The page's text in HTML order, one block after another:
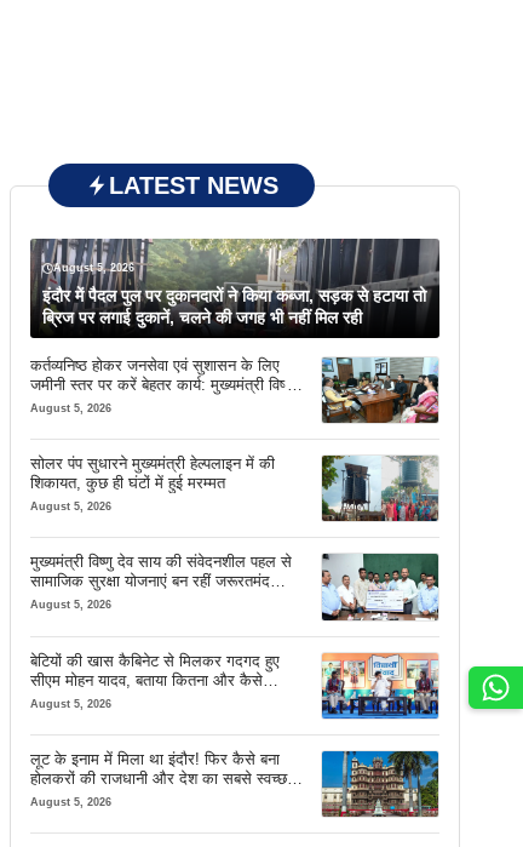
LATEST NEWS
August 5, 2026
इंदौर में पैदल पुल पर दुकानदारों ने किया कब्जा, सड़क से हटाया तो
ब्रिज पर लगाई दुकानें, चलने की जगह भी नहीं मिल रही
कर्तव्यनिष्ठ होकर जनसेवा एवं सुशासन के लिए
जमीनी स्तर पर करें बेहतर कार्य: मुख्यमंत्री विष्णु
देव साय
August 5, 2026
सोलर पंप सुधारने मुख्यमंत्री हेल्पलाइन में की
शिकायत, कुछ ही घंटों में हुई मरम्मत
August 5, 2026
मुख्यमंत्री विष्णु देव साय की संवेदनशील पहल से
सामाजिक सुरक्षा योजनाएं बन रहीं जरूरतमंद
परिवारों का मजबूत सहारा
August 5, 2026
बेटियों की खास कैबिनेट से मिलकर गदगद हुए
सीएम मोहन यादव, बताया कितना और कैसे
इस्तेमाल करें AI
August 5, 2026
लूट के इनाम में मिला था इंदौर! फिर कैसे बना
होलकरों की राजधानी और देश का सबसे स्वच्छ
शहर? जानें पूरी कहानी
August 5, 2026